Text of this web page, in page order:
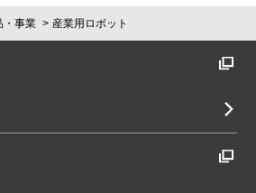
意または重過失のある場合を除
責任を負いません。
・事業 産業用ロボット